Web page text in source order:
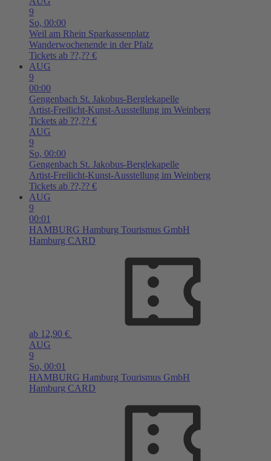
9
So, 00:00
Weil am Rhein Sparkassenplatz
Wanderwochenende in der Pfalz
Tickets ab ??,?? €
AUG
9
00:00
Gengenbach St. Jakobus-Berglekapelle
Artist-Freilicht-Kunst-Ausstellung im Weinberg
Tickets ab ??,?? €
AUG
9
So, 00:00
Gengenbach St. Jakobus-Berglekapelle
Artist-Freilicht-Kunst-Ausstellung im Weinberg
Tickets ab ??,?? €
AUG
9
00:01
HAMBURG Hamburg Tourismus GmbH
Hamburg CARD
ab 12,90 €
AUG
9
So, 00:01
HAMBURG Hamburg Tourismus GmbH
Hamburg CARD